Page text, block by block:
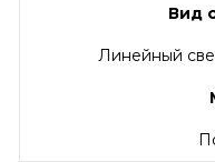
Вид
Линейный